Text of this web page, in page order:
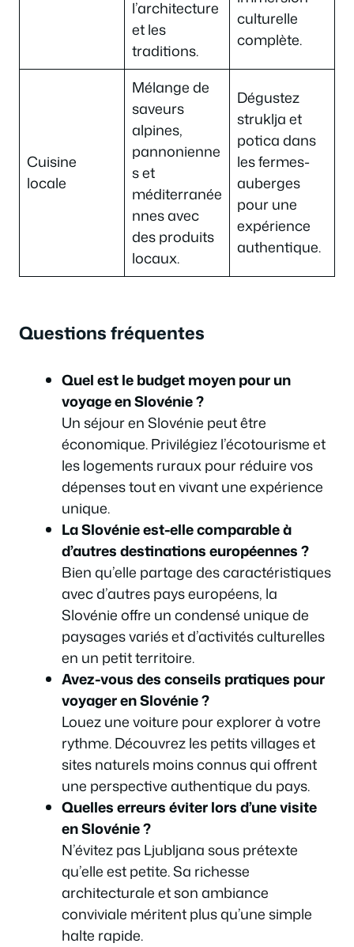
l’architecture
et les
traditions.
culturelle
complète.
Cuisine
locale
Mélange de
saveurs
alpines,
pannonienne
s et
méditerranée
nnes avec
des produits
locaux.
Dégustez
struklja et
potica dans
les fermes-
auberges
pour une
expérience
authentique.
Questions fréquentes
Quel est le budget moyen pour un
voyage en Slovénie ?
Un séjour en Slovénie peut être
économique. Privilégiez l’écotourisme et
les logements ruraux pour réduire vos
dépenses tout en vivant une expérience
unique.
La Slovénie est-elle comparable à
d’autres destinations européennes ?
Bien qu’elle partage des caractéristiques
avec d’autres pays européens, la
Slovénie offre un condensé unique de
paysages variés et d’activités culturelles
en un petit territoire.
Avez-vous des conseils pratiques pour
voyager en Slovénie ?
Louez une voiture pour explorer à votre
rythme. Découvrez les petits villages et
sites naturels moins connus qui offrent
une perspective authentique du pays.
Quelles erreurs éviter lors d’une visite
en Slovénie ?
N’évitez pas Ljubljana sous prétexte
qu’elle est petite. Sa richesse
architecturale et son ambiance
conviviale méritent plus qu’une simple
halte rapide.